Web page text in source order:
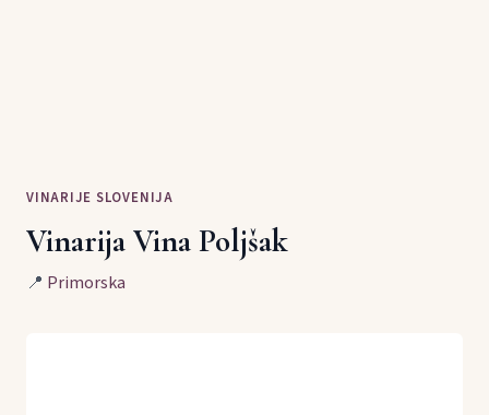
VINARIJE SLOVENIJA
Vinarija Vina Poljšak
📍 Primorska